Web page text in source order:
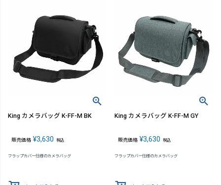
King カメラバッグ K-FF-M BK
販売価格 ¥3,630 税込
フラップカバー仕様のカメラバッグ
King カメラバッグ K-FF-M GY
販売価格 ¥3,630 税込
フラップカバー仕様のカメラバッグ